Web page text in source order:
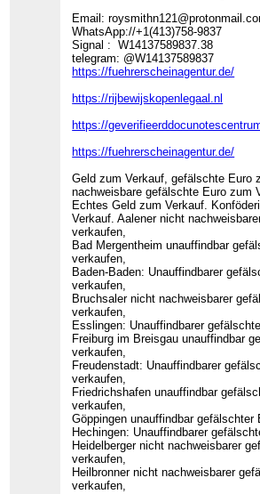
Email:
WhatsApp://+1(413)758-9837
Signal : W14137589837.38
telegram: @W14137589837
https://fuehrerscheinagentur.de/
https://rijbewijskopenlegaal.nl
https://
https://fuehrerscheinagentur.de/
Geld zum Verkauf, gefälschte Euro
nachweisbare gefälschte Euro zum
Echtes Geld zum Verkauf.
Verkauf. Aalener nicht
verkaufen,
Bad Mergentheim unauffindbar
verkaufen,
Baden-Baden: Unauffindbarer
verkaufen,
Bruchsaler nicht nachweisbarer
verkaufen,
Esslingen: Unauffindbarer
Freiburg im Breisgau unauffindbar
verkaufen,
Freudenstadt: Unauffindbarer
verkaufen,
Friedrichshafen unauffindbar
verkaufen,
Göppingen unauffindbar gefälschter
Hechingen: Unauffindbarer
Heidelberger nicht nachweisbarer
verkaufen,
Heilbronner nicht nachweisbarer
verkaufen,